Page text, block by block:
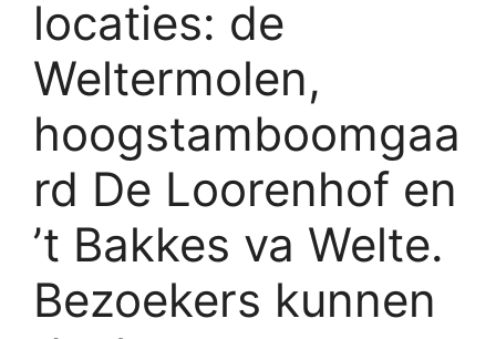
locaties: de
Weltermolen,
hoogstamboomgaa
rd De Loorenhof en
’t Bakkes va Welte.
Bezoekers kunnen